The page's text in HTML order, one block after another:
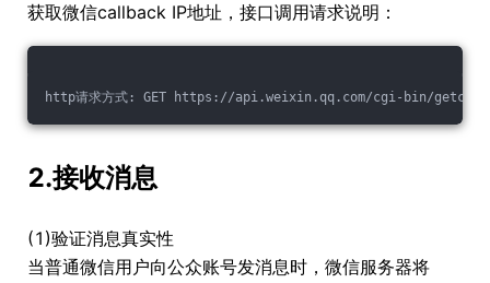
获取微信callback IP地址，接口调用请求说明：
http请求方式: GET https://api.weixin.qq.com/cgi-bin/
2.接收消息
(1)验证消息真实性
当普通微信用户向公众账号发消息时，微信服务器将